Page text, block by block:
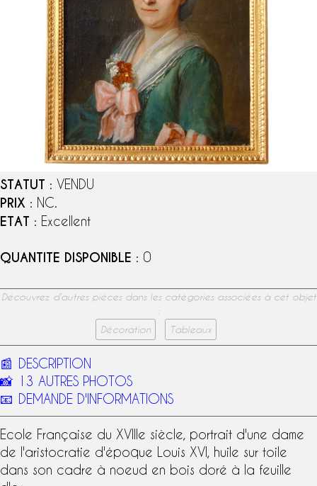
STATUT : VENDU
PRIX : NC.
ETAT : Excellent
QUANTITE DISPONIBLE : 0
Découvrez d’autres pièces dans les catégories associées à cet objet
:
Décoration
Tableaux
📰 DESCRIPTION
📸 13 AUTRES PHOTOS
📧 DEMANDE D'INFORMATIONS
Ecole Française du XVIIIe siècle , portrait d'une dame
de l'aristocratie d'époque Louis XVI
huile sur toile
dans son cadre à noeud en bois doré à la feuille